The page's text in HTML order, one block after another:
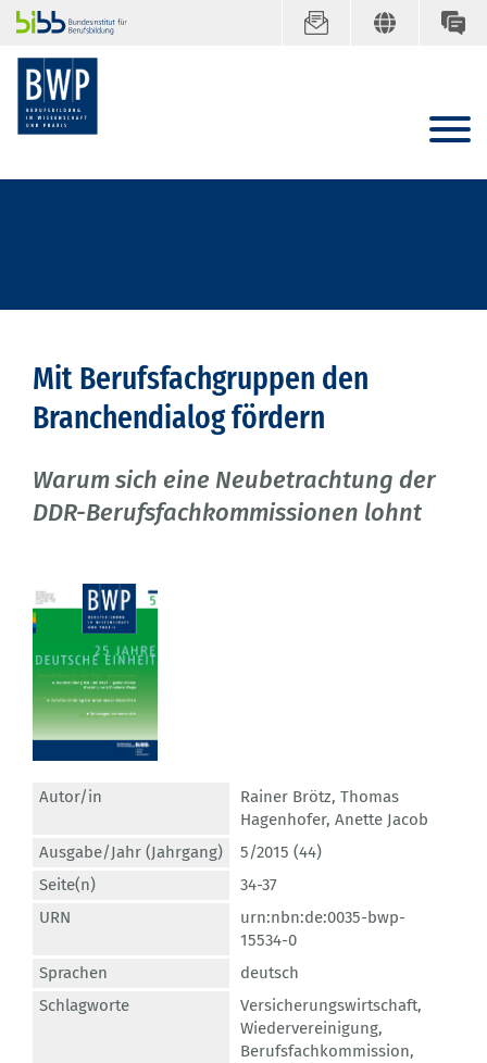
Mit Berufsfachgruppen den
Branchendialog fördern
Warum sich eine Neubetrachtung der
DDR-Berufsfachkommissionen lohnt
Autor/in Rainer Brötz, Thomas
Hagenhofer, Anette Jacob
Ausgabe/Jahr (Jahrgang)
5/2015 (44)
Seite(n)
34-37
URN
urn:nbn:de:0035-bwp-
15534-0
Sprachen
deutsch
Schlagworte
Versicherungswirtschaft,
Wiedervereinigung,
Berufsfachkommission,